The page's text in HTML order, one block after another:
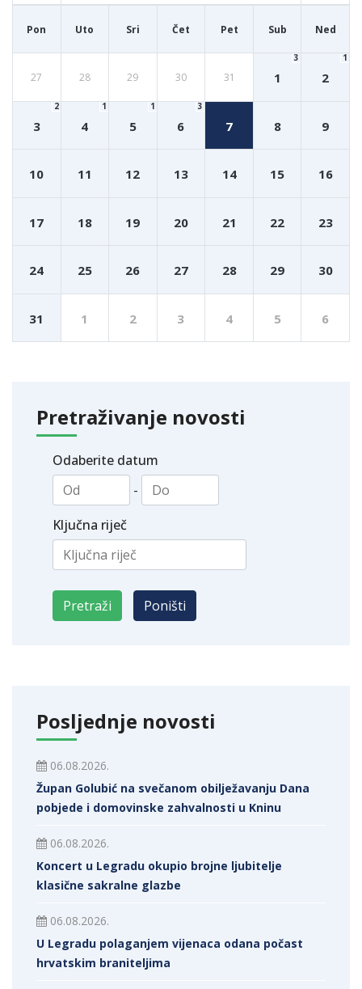
Pon Uto Sri Čet Pet Sub Ned
27 28 29 30 31 1
3
2
1
3
2
4
1
5
1
6
3
7 8 9
10 11 12 13 14 15 16
17 18 19 20 21 22 23
24 25 26 27 28 29 30
31 1 2 3 4 5 6
Pretraživanje novosti
Odaberite datum
-
Ključna riječ
Posljednje novosti
06.08.2026.
Župan Golubić na svečanom obilježavanju Dana
pobjede i domovinske zahvalnosti u Kninu
06.08.2026.
Koncert u Legradu okupio brojne ljubitelje
klasične sakralne glazbe
06.08.2026.
U Legradu polaganjem vijenaca odana počast
hrvatskim braniteljima